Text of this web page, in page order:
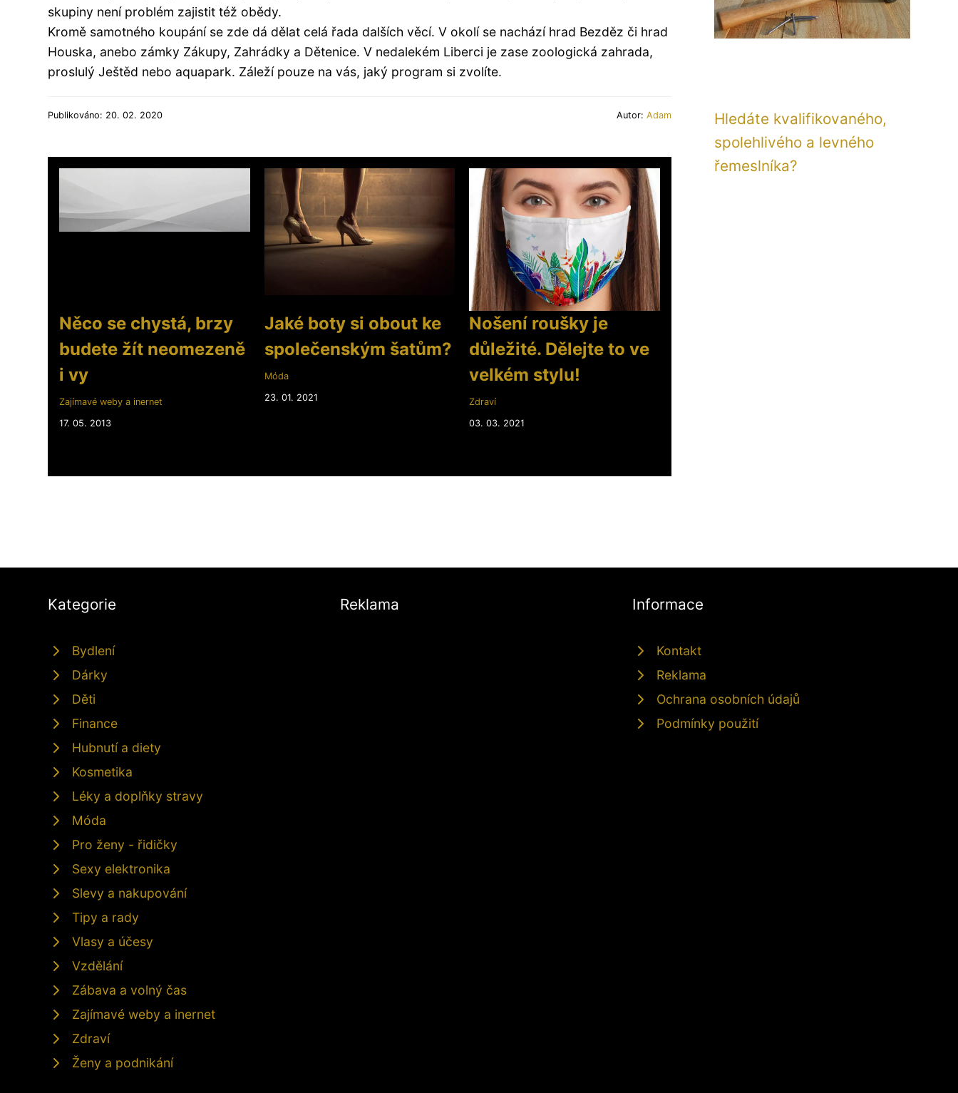
skupiny není problém zajistit též obědy.
Kromě samotného koupání se zde dá dělat celá řada dalších věcí. V okolí se nachází hrad Bezděz či hrad
Houska, anebo zámky Zákupy, Zahrádky a Dětenice. V nedalekém Liberci je zase zoologická zahrada,
proslulý Ještěd nebo aquapark. Záleží pouze na vás, jaký program si zvolíte.
Publikováno: 20. 02. 2020 Autor: Adam
Něco se chystá, brzy
budete žít neomezeně
i vy
Zajímavé weby a inernet
17. 05. 2013
Jaké boty si obout ke
společenským šatům?
Móda
23. 01. 2021
Nošení roušky je
důležité. Dělejte to ve
velkém stylu!
Zdraví
03. 03. 2021
Hledáte kvalifikovaného,
spolehlivého a levného
řemeslníka?
Kategorie
Bydlení
Dárky
Děti
Finance
Hubnutí a diety
Kosmetika
Léky a doplňky stravy
Móda
Pro ženy - řidičky
Sexy elektronika
Slevy a nakupování
Tipy a rady
Vlasy a účesy
Vzdělání
Zábava a volný čas
Zajímavé weby a inernet
Zdraví
Ženy a podnikání
Reklama Informace
Kontakt
Reklama
Ochrana osobních údajů
Podmínky použití